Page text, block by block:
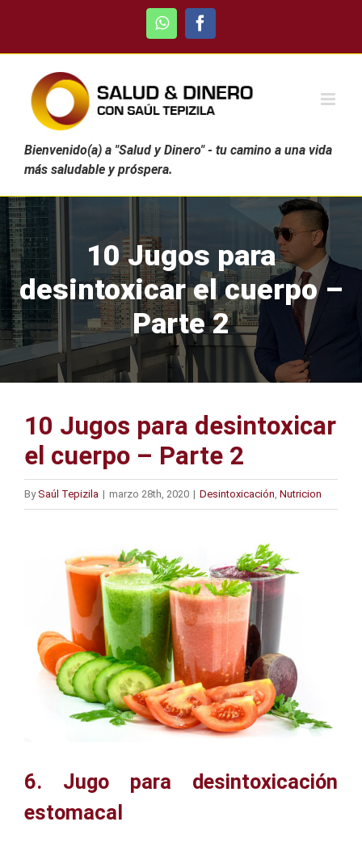
WhatsAppFacebook
Bienvenido(a) a "Salud y Dinero" - tu camino a una vida
más saludable y próspera.
10 Jugos para
desintoxicar el cuerpo –
Parte 2
10 Jugos para desintoxicar
el cuerpo – Parte 2
BySaúl Tepizila | marzo 28th, 2020 | Desintoxicación, Nutricion
6. Jugo para desintoxicación
estomacal